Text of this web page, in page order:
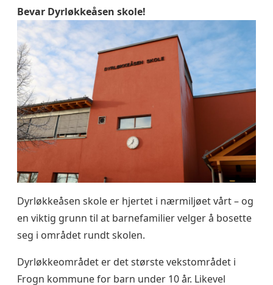
Bevar Dyrløkkeåsen skole!
Dyrløkkeåsen skole er hjertet i nærmiljøet vårt – og
en viktig grunn til at barnefamilier velger å bosette
seg i området rundt skolen.
Dyrløkkeområdet er det største vekstområdet i
Frogn kommune for barn under 10 år. Likevel